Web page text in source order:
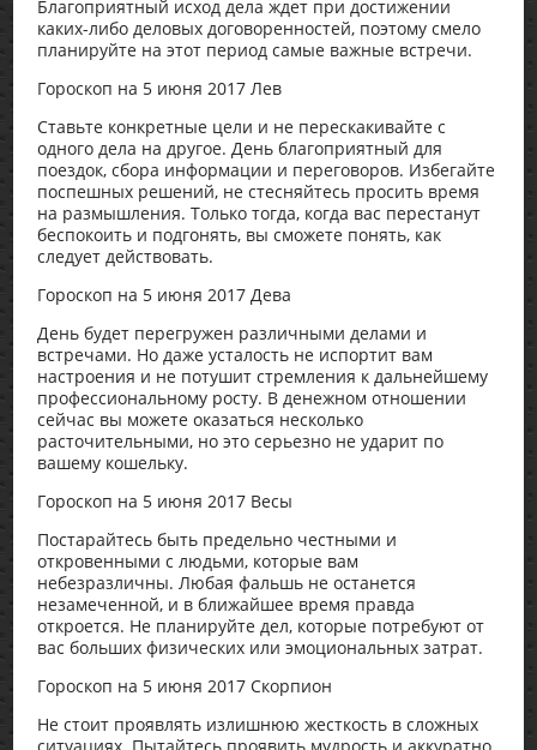
Благоприятный исход дела ждет при достижении
каких-либо деловых договоренностей, поэтому смело
планируйте на этот период самые важные встречи.
Гороскоп на 5 июня 2017 Лев
Ставьте конкретные цели и не перескакивайте с
одного дела на другое. День благоприятный для
поездок, сбора информации и переговоров. Избегайте
поспешных решений, не стесняйтесь просить время
на размышления. Только тогда, когда вас перестанут
беспокоить и подгонять, вы сможете понять, как
следует действовать.
Гороскоп на 5 июня 2017 Дева
День будет перегружен различными делами и
встречами. Но даже усталость не испортит вам
настроения и не потушит стремления к дальнейшему
профессиональному росту. В денежном отношении
сейчас вы можете оказаться несколько
расточительными, но это серьезно не ударит по
вашему кошельку.
Гороскоп на 5 июня 2017 Весы
Постарайтесь быть предельно честными и
откровенными с людьми, которые вам
небезразличны. Любая фальшь не останется
незамеченной, и в ближайшее время правда
откроется. Не планируйте дел, которые потребуют от
вас больших физических или эмоциональных затрат.
Гороскоп на 5 июня 2017 Скорпион
Не стоит проявлять излишнюю жесткость в сложных